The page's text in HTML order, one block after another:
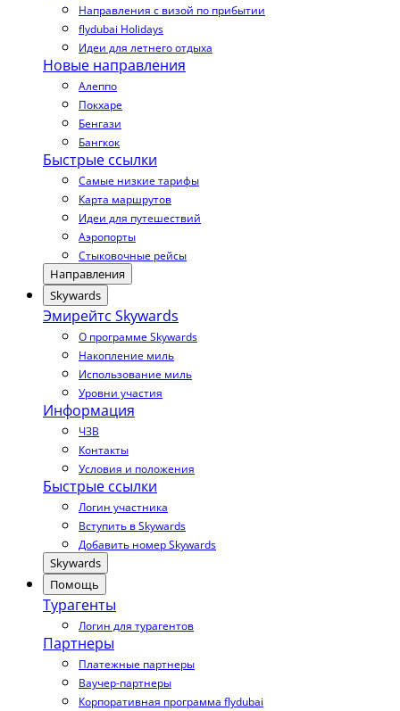
Направления с визой по прибытии
flydubai Holidays
Идеи для летнего отдыха
Новые направления
Алеппо
Покхаре
Бенгази
Бангкок
Быстрые ссылки
Самые низкие тарифы
Карта маршрутов
Идеи для путешествий
Аэропорты
Стыковочные рейсы
Направления
Skywards
Эмирейтс Skywards
О программе Skywards
Накопление миль
Использование миль
Уровни участия
Информация
ЧЗВ
Контакты
Условия и положения
Быстрые ссылки
Логин участника
Вступить в Skywards
Добавить номер Skywards
Skywards
Помощь
Турагенты
Логин для турагентов
Партнеры
Платежные партнеры
Ваучер-партнеры
Корпоративная программа flydubai